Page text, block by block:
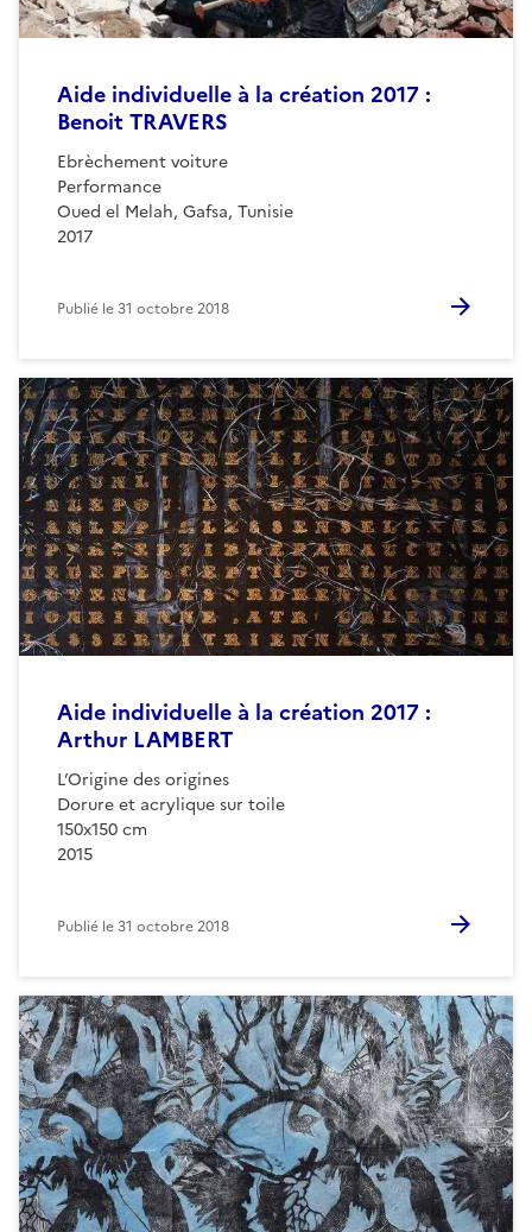
Aide individuelle à la création 2017 :
Benoit TRAVERS
Ebrèchement voiture
Performance
Oued el Melah, Gafsa, Tunisie
2017
Publié le31 octobre 2018
Aide individuelle à la création 2017 :
Arthur LAMBERT
L’Origine des origines
Dorure et acrylique sur toile
150x150 cm
2015
Publié le31 octobre 2018